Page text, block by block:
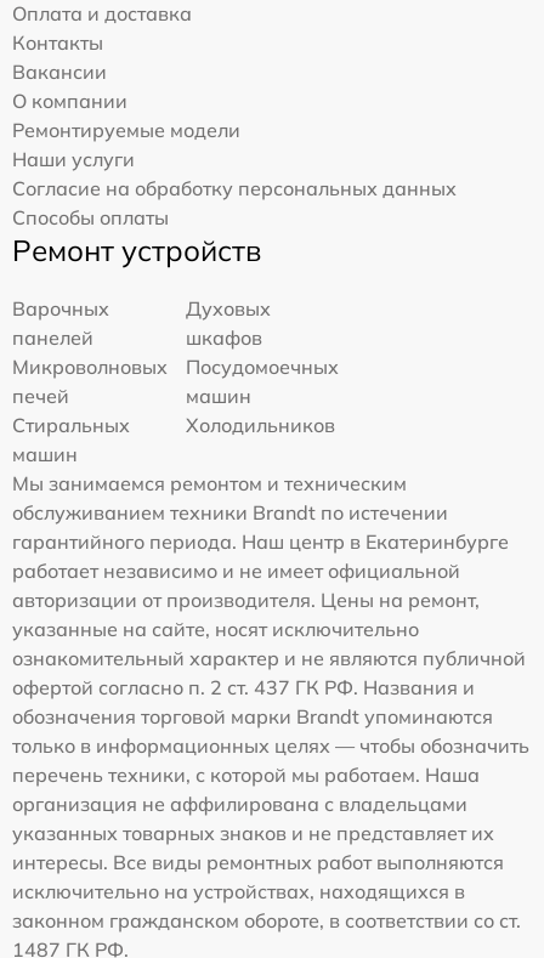
Оплата и доставка
Контакты
Вакансии
О компании
Ремонтируемые модели
Наши услуги
Согласие на обработку персональных данных
Способы оплаты
Ремонт устройств
Варочных
панелей
Духовых
шкафов
Микроволновых
печей
Посудомоечных
машин
Стиральных
машин
Холодильников
Мы занимаемся ремонтом и техническим
обслуживанием техники Brandt по истечении
гарантийного периода. Наш центр в Екатеринбурге
работает независимо и не имеет официальной
авторизации от производителя. Цены на ремонт,
указанные на сайте, носят исключительно
ознакомительный характер и не являются публичной
офертой согласно п. 2 ст. 437 ГК РФ. Названия и
обозначения торговой марки Brandt упоминаются
только в информационных целях — чтобы обозначить
перечень техники, с которой мы работаем. Наша
организация не аффилирована с владельцами
указанных товарных знаков и не представляет их
интересы. Все виды ремонтных работ выполняются
исключительно на устройствах, находящихся в
законном гражданском обороте, в соответствии со ст.
1487 ГК РФ.